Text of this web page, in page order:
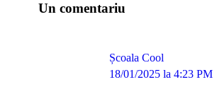
Un comentariu
Școala Cool
says:
18/01/2025 la 4:23 PM